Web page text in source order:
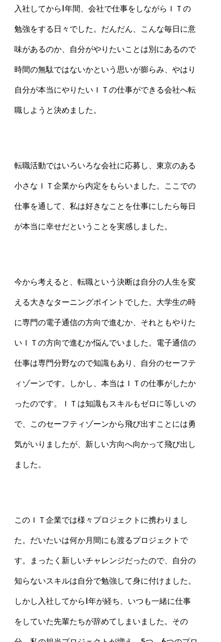
入社してから1年間、会社で仕事をしながらＩＴの
勉強をする日々でした。だんだん、こんな毎日に意
味があるのか、自分がやりたいことは別にあるので
時間の無駄ではないかという思いが膨らみ、やはり
自分が本当にやりたいＩＴの仕事ができる会社へ転
職しようと決めました。
転職活動ではいろいろな会社に応募し、東京のある
小さなＩＴ企業から内定をもらいました。ここでの
仕事を通して、私は好きなことを仕事にしたら毎日
が本当に幸せだということを実感しました。
今から考えると、転職という決断は自分の人生を変
える大きなターニングポイントでした。大学生の時
に専門の電子通信の方向で進むか、それともやりた
いＩＴの方向で進むか悩んでいました。電子通信の
仕事は専門分野なので知識もあり、自分のセーフテ
ィゾーンです。しかし、本当はＩＴの仕事がしたか
ったのです。ＩＴは知識もスキルもゼロに等しいの
で、このセーフティゾーンから飛び出すことには勇
気がいりましたが、新しい方向へ向かって飛び出し
ました。
このＩＴ企業では様々プロジェクトに携わりまし
た。だいたいは何か月間にも渡るプロジェクトで
す。まったく新しいチャレンジだったので、自分の
知らないスキルは自分で勉強して身に付けました。
しかし入社してから1年が経ち、いつも一緒に仕事
をしていた先輩たちが辞めてしまいました。その